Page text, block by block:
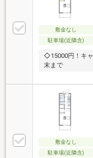
敷金なし
駐車場(近隣含)
◇15000円！キ
末まで
敷金なし
駐車場(近隣含)